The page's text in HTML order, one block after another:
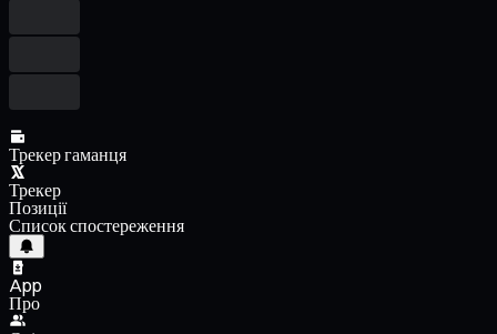
Трекер гаманця
Трекер
Позиції
Список спостереження
App
Про